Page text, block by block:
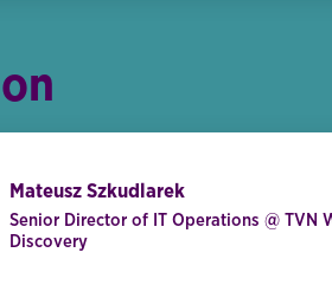
Mateusz Szkudlarek
Senior Director of IT Operations @ TVN
Discovery